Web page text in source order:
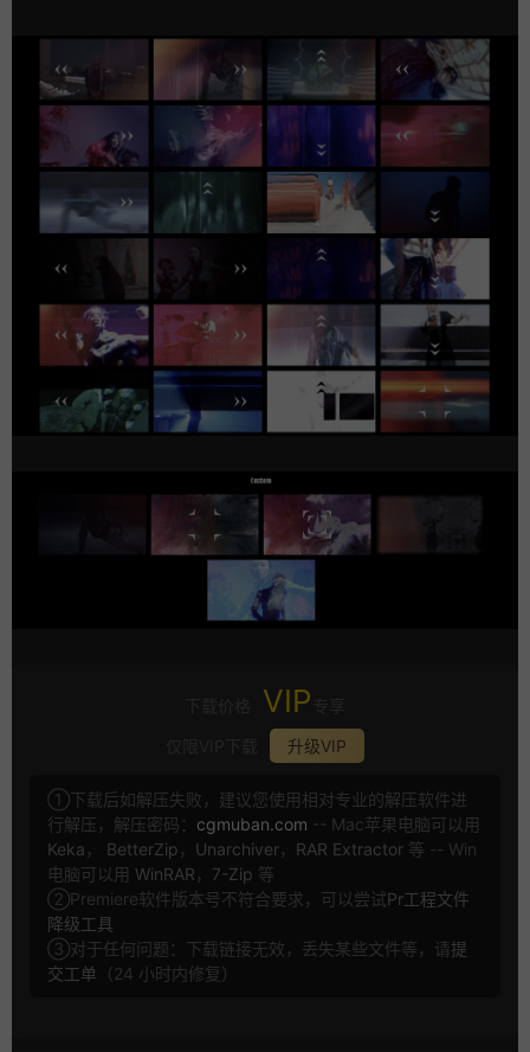
VIP
升级VIP
①下载后如解压失败，建议您使用相对专业的解压软件进
行解压，解压密码： cgmuban.com -- Mac苹果电脑可以用
Keka ， BetterZip ， Unarchiver， RAR Extractor 等 -- Win
电脑可以用 WinRAR ， 7-Zip 等
②Premiere软件版本号不符合要求，可以尝试Pr工程文件
降级工具
③对于任何问题：下载链接无效，丢失某些文件等，请提
交工单 （24 小时内修复）